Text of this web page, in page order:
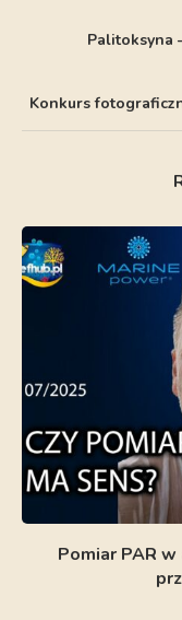
Palitoksyna
Konkurs
Pomiar PAR